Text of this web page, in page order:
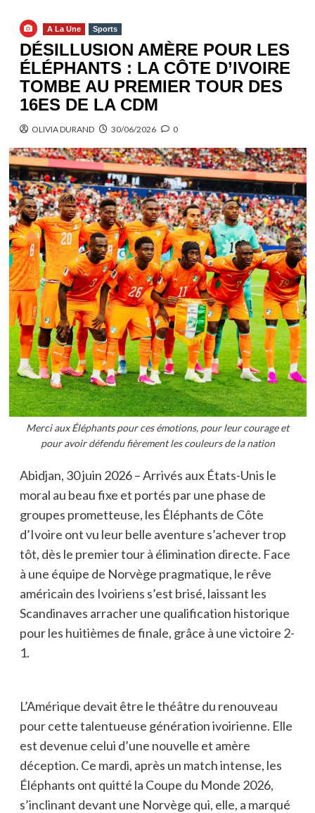
A La Une Sports
DÉSILLUSION AMÈRE POUR LES
ÉLÉPHANTS : LA CÔTE D’IVOIRE
TOMBE AU PREMIER TOUR DES
16ES DE LA CDM
OLIVIA DURAND 30/06/2026 0
Merci aux Éléphants pour ces émotions, pour leur courage et
pour avoir défendu fièrement les couleurs de la nation
Abidjan, 30 juin 2026 – Arrivés aux États-Unis le
moral au beau fixe et portés par une phase de
groupes prometteuse, les Éléphants de Côte
d’Ivoire ont vu leur belle aventure s’achever trop
tôt, dès le premier tour à élimination directe. Face
à une équipe de Norvège pragmatique, le rêve
américain des Ivoiriens s’est brisé, laissant les
Scandinaves arracher une qualification historique
pour les huitièmes de finale, grâce à une victoire 2-
1.
L’Amérique devait être le théâtre du renouveau
pour cette talentueuse génération ivoirienne. Elle
est devenue celui d’une nouvelle et amère
déception. Ce mardi, après un match intense, les
Éléphants ont quitté la Coupe du Monde 2026,
s’inclinant devant une Norvège qui, elle, a marqué